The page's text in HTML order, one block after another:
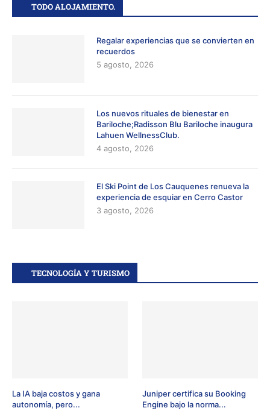
TODO ALOJAMIENTO.
Regalar experiencias que se convierten en
recuerdos
5 agosto, 2026
Los nuevos rituales de bienestar en
Bariloche;Radisson Blu Bariloche inaugura
Lahuen WellnessClub.
4 agosto, 2026
El Ski Point de Los Cauquenes renueva la
experiencia de esquiar en Cerro Castor
3 agosto, 2026
TECNOLOGÍA Y TURISMO
La IA baja costos y gana
autonomía, pero...
Juniper certifica su Booking
Engine bajo la norma...